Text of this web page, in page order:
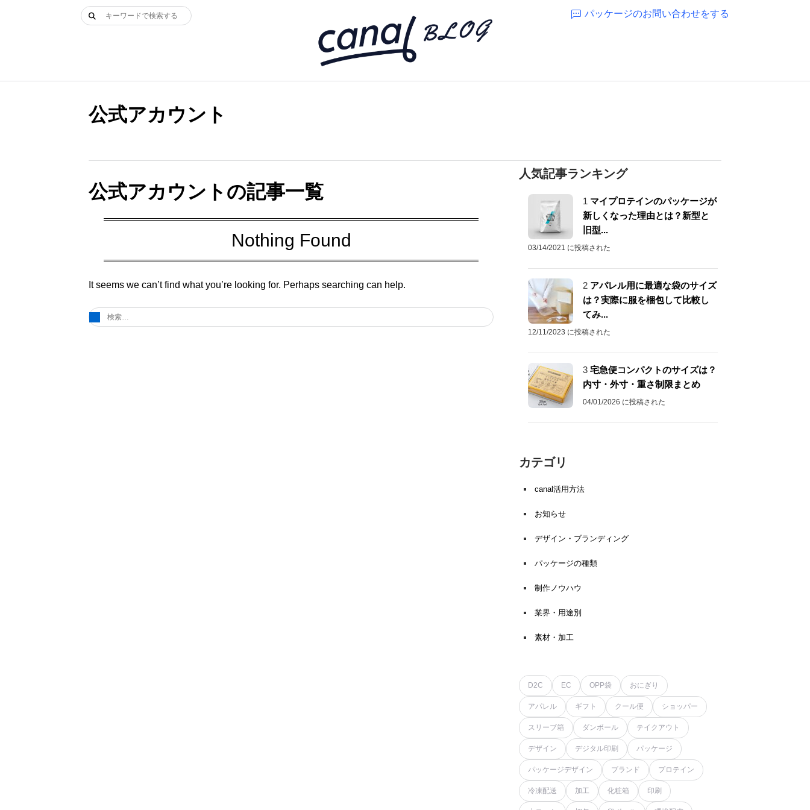
検
パッケージのお問い合わせをする
公式アカウント
公式アカウントの記事一覧
Nothing Found
It seems we can’t find what you’re looking for. Perhaps searching can help.
検
人気記事ランキング
1 マイプロテインのパッケージが
新しくなった理由とは？新型と
旧型...
03/14/2021 に投稿された
2 アパレル用に最適な袋のサイズ
は？実際に服を梱包して比較し
てみ...
12/11/2023 に投稿された
3 宅急便コンパクトのサイズは？
内寸・外寸・重さ制限まとめ
04/01/2026 に投稿された
カテゴリ
canal活用方法
お知らせ
デザイン・ブランディング
パッケージの種類
制作ノウハウ
業界・用途別
素材・加工
D2C EC OPP袋 おにぎり
アパレル ギフト クール便 ショッパー
スリーブ箱 ダンボール テイクアウト
デザイン デジタル印刷 パッケージ
パッケージデザイン ブランド プロテイン
冷凍配送 加工 化粧箱 印刷